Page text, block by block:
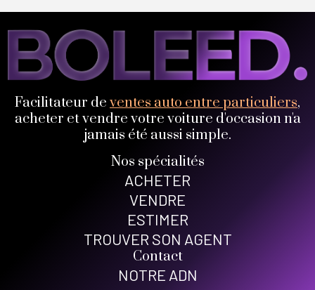
Facilitateur deventes auto entre particuliers,
acheter et vendre votre voiture d'occasion n'a
jamais été aussi simple.
Nos spécialités
ACHETER
VENDRE
ESTIMER
TROUVER SON AGENT
Contact
NOTRE ADN